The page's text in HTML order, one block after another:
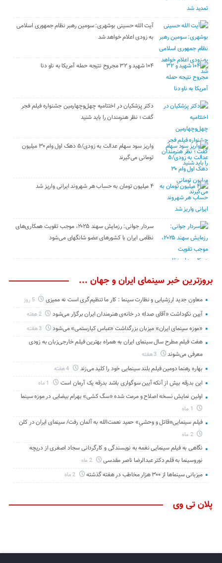
آیت الله حسینی بوشهری: سومین رهبر نظام جمهوری اسلامی
به زودی اعلام خواهد شد
۱۰۴ شهید و ۳۲ مجروح نتیجه حمله آمریکا به ناو دنا
دکتر پزشکیان در اختتامیه چهل‌وچهارمین جشنواره فیلم فجر
گفت ؛ نظر هنرمندان را باید شنید
واریز سود سهام عدالت به زودی/۵ دهک اول وام ۳۰ میلیون
تومانی می‌گیرند
۴ میلیون تومان به حساب هر شهروند ایرانی واریز شد
سردار جوانی: رزمایش سهند ۲۰۲۵، موجب تقویت همکاری‌های
نظامی ایران با کشور‌های عضو شانگهای می‌شود
بروزترین خبر سینمای ایران و جهان ...
معاون جدید ارزشیابی و نظارت سینما : کار ما تنظیم‌گری است نه ممیزی 5 روز
آیین نکوداشت «آقای صدا» در خانه‌ی هنرمندان ایران برگزار می‌شود 2 هفته
«موزه سینمای ایران» میزبان بزرگداشت «عباس کیارستمی» می‌شود 3 هفته
هفت فیلم مطرح سال سینمای ایران به همراه بهترین فیلم خارجی‌زبان به زودی
معرفی می‌شوند
3 هفته
بهاره رهنما دومین فیلم بلند سینمایی خود را کلید می‌زند
این بدرقه بیش از آنکه آیین سوگواری باشد بدرقه یک آرمان است
اولین نمایش نسخه اصلاح و مرمت شده «سگ کشی» بهرام بیضایی در موزه سینما
فیلم سینمایی«قاتل و وحشیِ» حمید نعمت‌الله به آلمان رفت/ سینمای ایران در کلن
2 ماه
نگاهی به فیلم سینمایی نغمه به نویسندگی و کارگردانی سجاد اصغری از دریچه
نوروسینما به قلم دکتر عبدالرضا ناصر مقدسی
2 ماه
میزبانی سینماها از ۳۰۰ هزار مخاطب در هفته گذشته 2 ماه
پلان تی وی